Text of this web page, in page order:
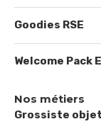
Goodies RSE
Welcome Pack
Nos métiers
Grossiste